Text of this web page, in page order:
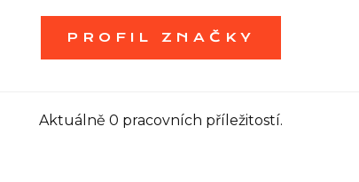
PROFIL ZNAČKY
Aktuálně 0 pracovních příležitostí.